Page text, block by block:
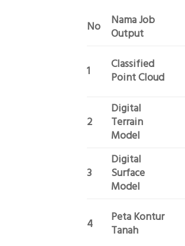
No
Nama Job
Output
1
Classified
Point Cloud
2
Digital
Terrain
Model
3
Digital
Surface
Model
4
Peta Kontur
Tanah